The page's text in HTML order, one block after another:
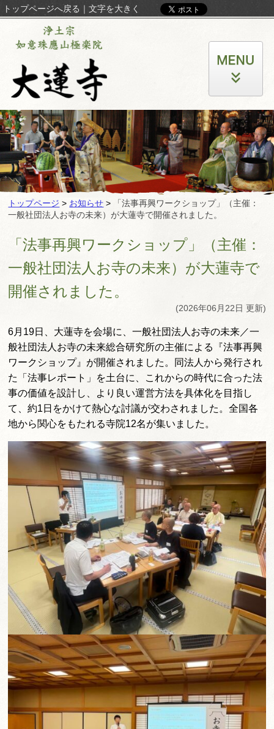
トップページへ戻る ｜ 文字を大きく
トップページ > お知らせ >
「法事再興ワークショップ」（主催：
一般社団法人お寺の未来）が大蓮寺で開催されました。
「法事再興ワークショップ」（主催：
一般社団法人お寺の未来）が大蓮寺で
開催されました。
(2026年06月22日 更新)
6月19日、大蓮寺を会場に、一般社団法人お寺の未来／一
般社団法人お寺の未来総合研究所の主催による『法事再興
ワークショップ』が開催されました。同法人から発行され
た「法事レポート」を土台に、これからの時代に合った法
事の価値を設計し、より良い運営方法を具体化を目指し
て、約1日をかけて熱心な討議が交わされました。全国各
地から関心をもたれる寺院12名が集いました。